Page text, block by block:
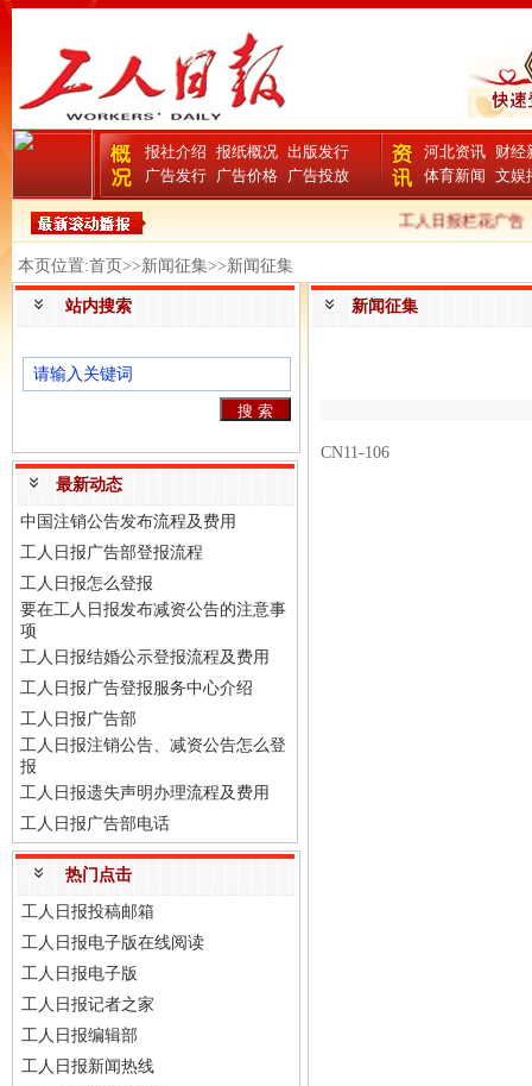
报社介绍 报纸概况 出版发行
广告发行 广告价格 广告投放
河北资讯 财经
体育新闻 文娱
工人日报栏花广告
本页位置:首页>>新闻征集>>新闻征集
站内搜索
最新动态
中国注销公告发布流程及费用
工人日报广告部登报流程
工人日报怎么登报
要在工人日报发布减资公告的注意事
项
工人日报结婚公示登报流程及费用
工人日报广告登报服务中心介绍
工人日报广告部
工人日报注销公告、减资公告怎么登
报
工人日报遗失声明办理流程及费用
工人日报广告部电话
热门点击
工人日报投稿邮箱
工人日报电子版在线阅读
工人日报电子版
工人日报记者之家
工人日报编辑部
工人日报新闻热线
新闻征集
CN11-106